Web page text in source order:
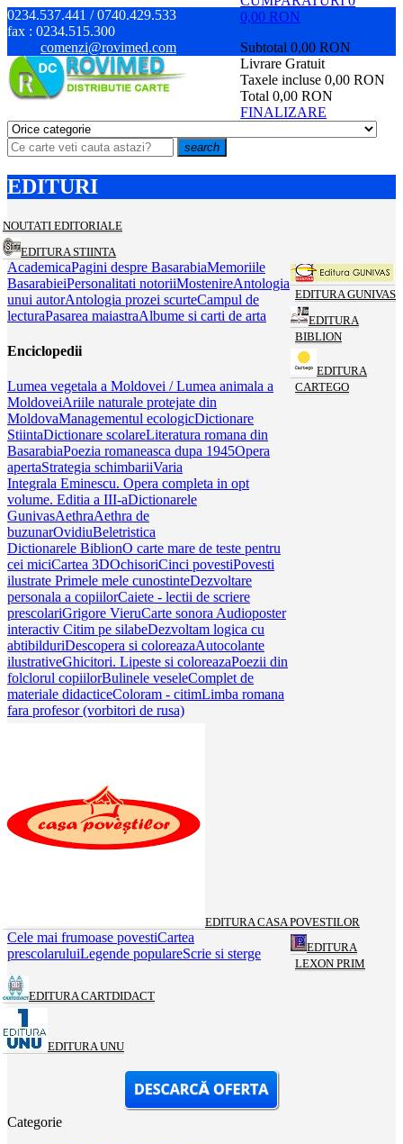
0234.537.441 / 0740.429.533
fax : 0234.515.300
comenzi@rovimed.com
0,00 RON
Subtotal 0,00 RON
Livrare Gratuit
Taxele incluse 0,00 RON
Total 0,00 RON
FINALIZARE
search
EDITURI
NOUTATI EDITORIALE
EDITURA STIINTA
AcademicaPagini despre BasarabiaMemoriile
BasarabieiPersonalitati notoriiMostenireAntologia
unui autorAntologia prozei scurteCampul de
lecturaPasarea maiastraAlbume si carti de arta
Enciclopedii
Lumea vegetala a Moldovei / Lumea animala a
MoldoveiAriile naturale protejate din
MoldovaManagementul ecologicDictionare
StiintaDictionare scolareLiteratura romana din
BasarabiaPoezia romaneasca dupa 1945Opera
apertaStrategia schimbariiVaria
EDITURA GUNIVAS
Integrala Eminescu. Opera completa in opt
volume. Editia a III-aDictionarele
GunivasAethraAethra de
buzunarOvidiuBeletristica
EDITURA
BIBLION
Dictionarele BiblionO carte mare de teste pentru
cei miciCartea 3DOchisoriCinci povestiPovesti
ilustrate Primele mele cunostinteDezvoltare
personala a copiilorCaiete - lectii de scriere
prescolariGrigore VieruCarte sonora Audioposter
interactiv Citim pe silabeDezvoltam logica cu
abtibilduriDescopera si coloreazaAutocolante
ilustrativeGhicitori. Lipeste si coloreazaPoezii din
folclorul copiilorBulinele veseleComplet de
materiale didacticeColoram - citimLimba romana
fara profesor (vorbitori de rusa)
EDITURA
CARTEGO
EDITURA CASA POVESTILOR
Cele mai frumoase povestiCartea
prescolaruluiLegende populareScrie si sterge
EDITURA
LEXON PRIM
EDITURA CARTDIDACT
EDITURA UNU
Categorie